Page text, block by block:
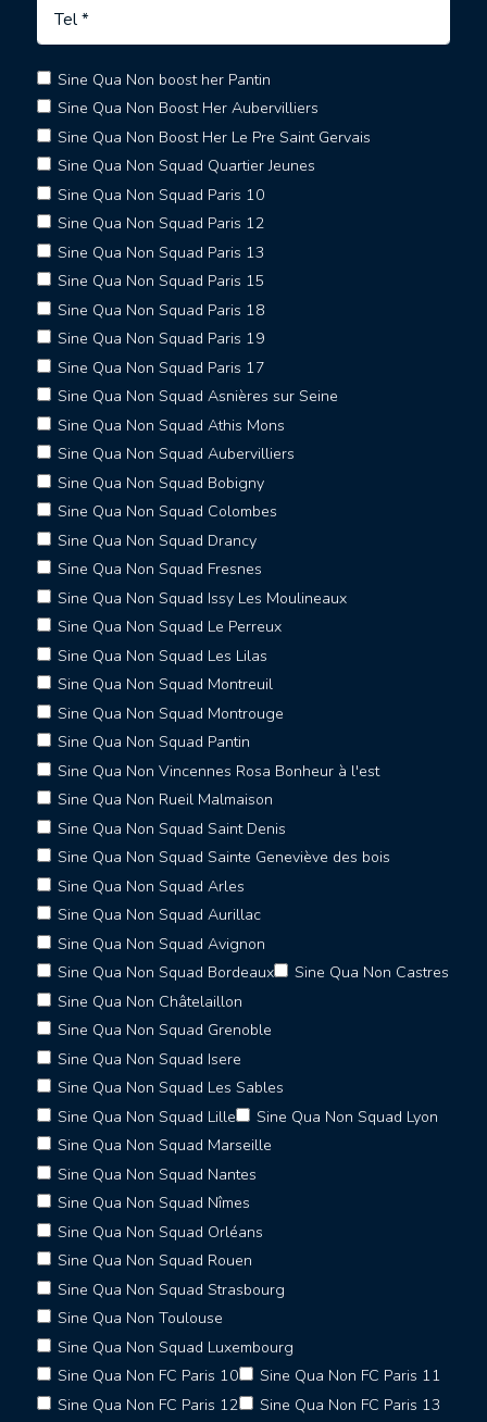
Sine Qua Non boost her Pantin
Sine Qua Non Boost Her Aubervilliers
Sine Qua Non Boost Her Le Pre Saint Gervais
Sine Qua Non Squad Quartier Jeunes
Sine Qua Non Squad Paris 10
Sine Qua Non Squad Paris 12
Sine Qua Non Squad Paris 13
Sine Qua Non Squad Paris 15
Sine Qua Non Squad Paris 18
Sine Qua Non Squad Paris 19
Sine Qua Non Squad Paris 17
Sine Qua Non Squad Asnières sur Seine
Sine Qua Non Squad Athis Mons
Sine Qua Non Squad Aubervilliers
Sine Qua Non Squad Bobigny
Sine Qua Non Squad Colombes
Sine Qua Non Squad Drancy
Sine Qua Non Squad Fresnes
Sine Qua Non Squad Issy Les Moulineaux
Sine Qua Non Squad Le Perreux
Sine Qua Non Squad Les Lilas
Sine Qua Non Squad Montreuil
Sine Qua Non Squad Montrouge
Sine Qua Non Squad Pantin
Sine Qua Non Vincennes Rosa Bonheur à l'est
Sine Qua Non Rueil Malmaison
Sine Qua Non Squad Saint Denis
Sine Qua Non Squad Sainte Geneviève des bois
Sine Qua Non Squad Arles
Sine Qua Non Squad Aurillac
Sine Qua Non Squad Avignon
Sine Qua Non Squad Bordeaux
Sine Qua Non Castres
Sine Qua Non Châtelaillon
Sine Qua Non Squad Grenoble
Sine Qua Non Squad Isere
Sine Qua Non Squad Les Sables
Sine Qua Non Squad Lille
Sine Qua Non Squad Lyon
Sine Qua Non Squad Marseille
Sine Qua Non Squad Nantes
Sine Qua Non Squad Nîmes
Sine Qua Non Squad Orléans
Sine Qua Non Squad Rouen
Sine Qua Non Squad Strasbourg
Sine Qua Non Toulouse
Sine Qua Non Squad Luxembourg
Sine Qua Non FC Paris 10
Sine Qua Non FC Paris 11
Sine Qua Non FC Paris 12
Sine Qua Non FC Paris 13